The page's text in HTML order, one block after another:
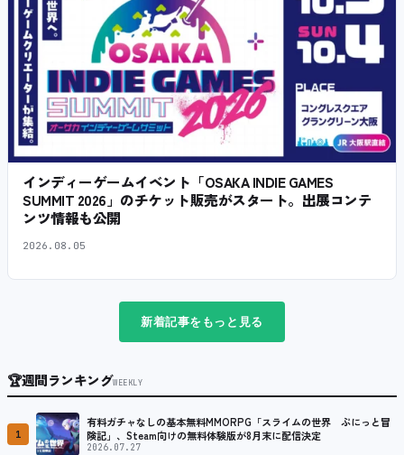
インディーゲームイベント「OSAKA INDIE GAMES
SUMMIT 2026」のチケット販売がスタート。出展コンテ
ンツ情報も公開
2026.08.05
新着記事をもっと見る
🏆週間ランキングWEEKLY
1
有料ガチャなしの基本無料MMORPG「スライムの世界 ぷにっと冒
険記」、Steam向けの無料体験版が8月末に配信決定
2026.07.27